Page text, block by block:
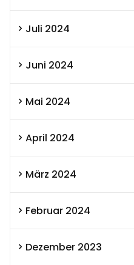
Juli 2024
Juni 2024
Mai 2024
April 2024
März 2024
Februar 2024
Dezember 2023